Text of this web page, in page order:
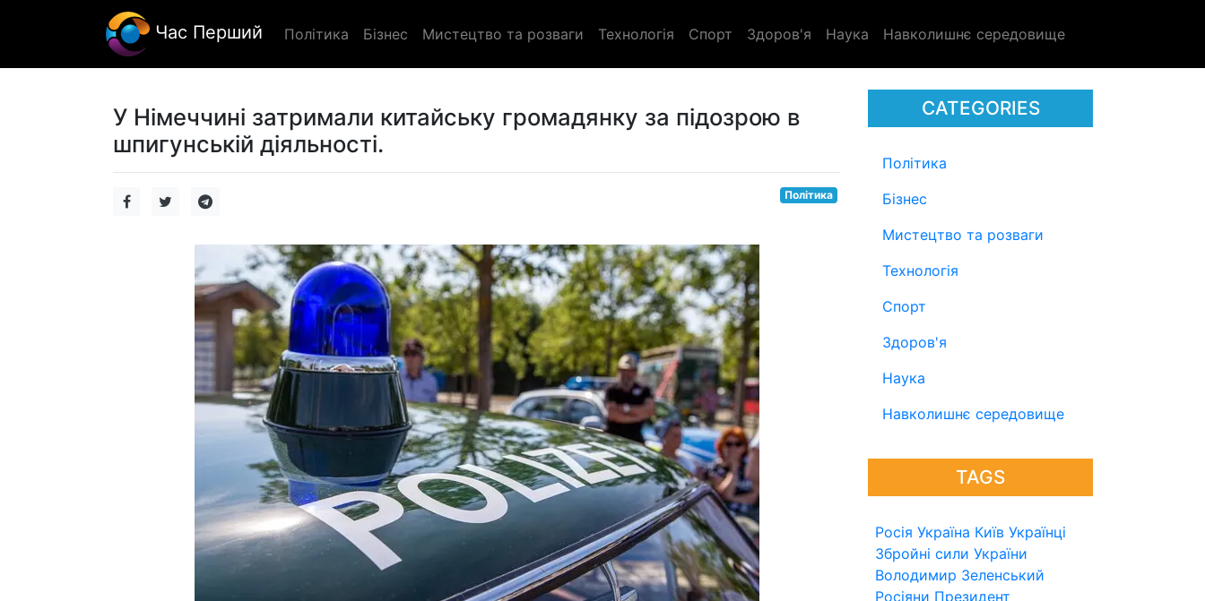
Час Перший Політика Бізнес Мистецтво та розваги Технологія Спорт Здоров'я Наука Навколишнє середовище
CATEGORIES
Політика
Бізнес
Мистецтво та розваги
Технологія
Спорт
Здоров'я
Наука
Навколишнє середовище
TAGS
Росія Україна Київ Українці
Збройні сили України
Володимир Зеленський
Росіяни Президент
У Німеччині затримали китайську громадянку за підозрою в
шпигунській діяльності.
Політика